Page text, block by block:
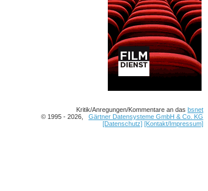
Kritik/Anregungen/Kommentare an das bsnet
© 1995 - 2026, Gärtner Datensysteme GmbH & Co. KG
[Datenschutz] [Kontakt/Impressum]